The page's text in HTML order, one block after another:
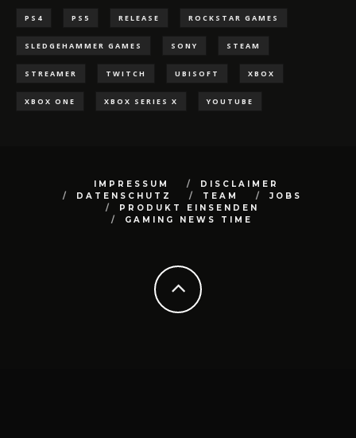
PS4 PS5 RELEASE ROCKSTAR GAMES
SLEDGEHAMMER GAMES SONY STEAM
STREAMER TWITCH UBISOFT XBOX
XBOX ONE XBOX SERIES X YOUTUBE
IMPRESSUM
DISCLAIMER
DATENSCHUTZ
TEAM
JOBS
PRODUKT EINSENDEN
GAMING NEWS TIME